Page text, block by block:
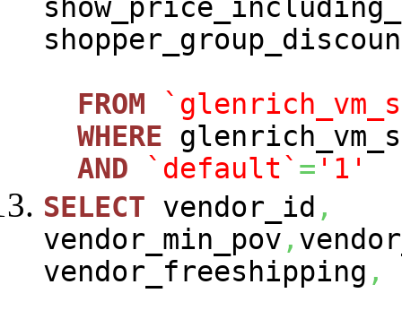
FROM
WHERE
AND
`default` = '1'
SELECT vendor_id ,
vendor_min_pov ,
vendor_freeshipping ,